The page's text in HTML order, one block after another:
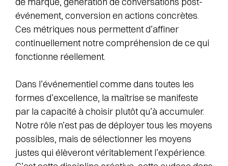
événement, conversion en actions concrètes.
Ces métriques nous permettent d’affiner
continuellement notre compréhension de ce qui
fonctionne réellement.
Dans l’événementiel comme dans toutes les
formes d’excellence, la maîtrise se manifeste
par la capacité à choisir plutôt qu’à accumuler.
Notre rôle n’est pas de déployer tous les moyens
possibles, mais de sélectionner les moyens
justes qui élèveront véritablement l’expérience.